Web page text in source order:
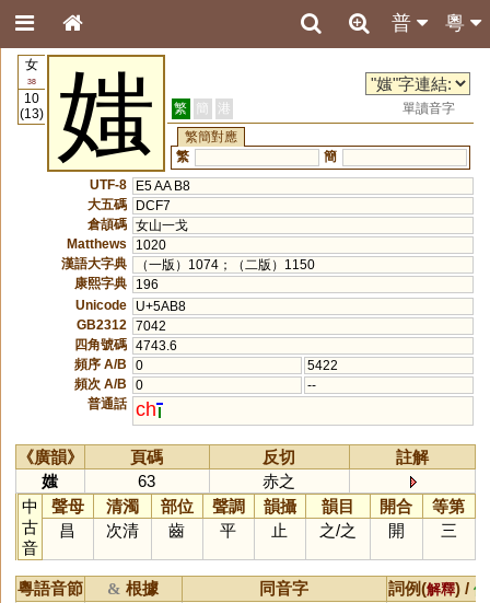
粵
普
女
38
10
(13)
媸 繁 簡 港
單讀音字
繁簡對應
繁
簡
UTF-8
E5 AA B8
大五碼
DCF7
倉頡碼 女山一戈
Matthews
1020
漢語大字典
（一版）1074；（二版）1150
康熙字典
196
Unicode
U+5AB8
GB2312
7042
四角號碼 4743.6
頻序 A/B
0
5422
頻次 A/B
0
--
普通話 ch
《廣韻》 頁碼 反切
註解
媸
63
赤之
中
古
音
聲母 清濁 部位 聲調 韻攝 韻目 開合
等第
昌
次清 齒 平 止 之/之 開 三
粵語音節 & 根據 同音字 詞例(解釋) /